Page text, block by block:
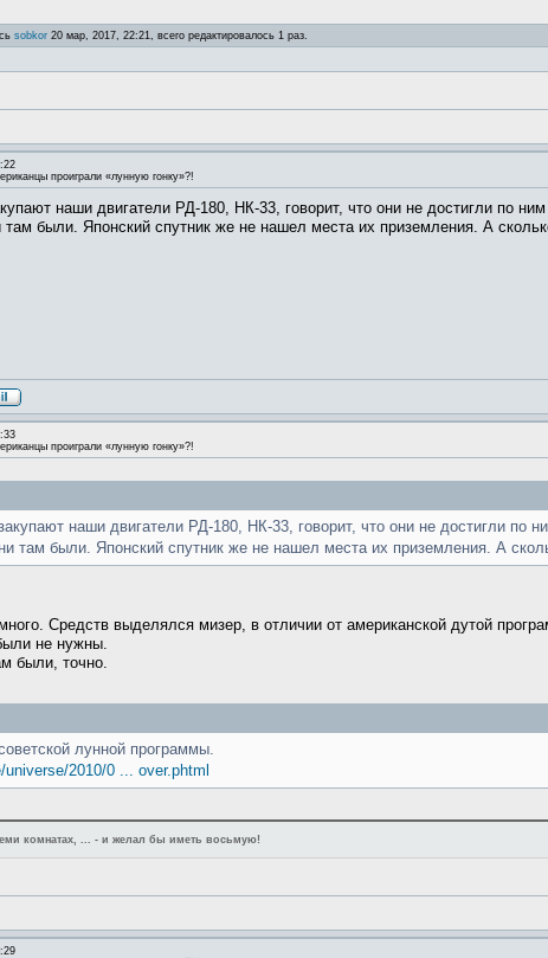
sobkor 20 мар, 2017, 22:21, всего редактировалось 1 раз.
проиграли «лунную гонку»?!
наши двигатели РД-180, НК-33, говорит, что они не достигли по
там были. Японский спутник же не нашел места их приземления. А
проиграли «лунную гонку»?!
наши двигатели РД-180, НК-33, говорит, что они не достигли
там были. Японский спутник же не нашел места их приземления. А
Средств выделялся мизер, в отличии от американской дутой
не нужны.
были, точно.
лунной программы.
2010/0 ... over.phtml
комнатах, ... - и желал бы иметь восьмую!